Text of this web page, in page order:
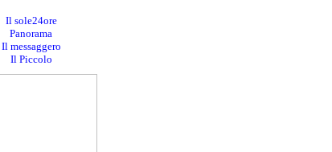
Il sole24ore
Panorama
Il messaggero
Il Piccolo